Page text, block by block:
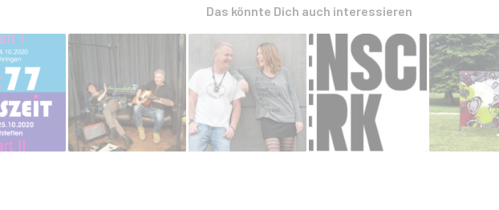
Das könnte Dich auch interessieren